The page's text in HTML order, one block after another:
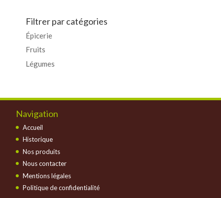
Filtrer par catégories
Épicerie
Fruits
Légumes
Navigation
Accueil
Historique
Nos produits
Nous contacter
Mentions légales
Politique de confidentialité